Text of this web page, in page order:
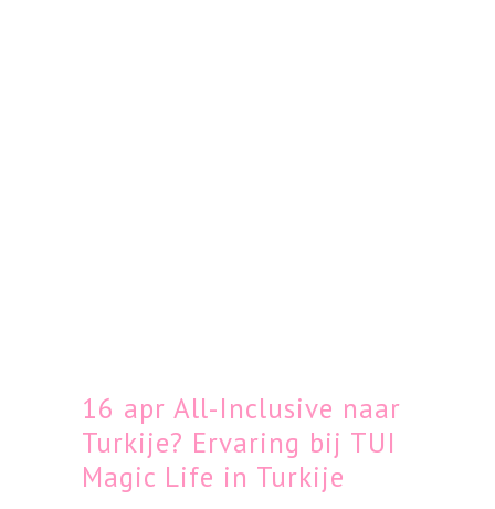
16 apr All-Inclusive naar
Turkije? Ervaring bij TUI
Magic Life in Turkije